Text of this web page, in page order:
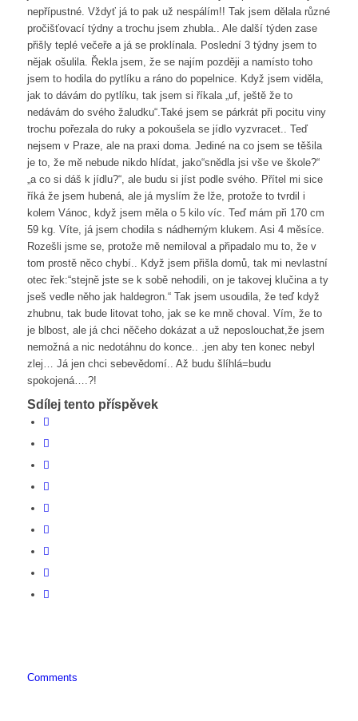
nepřípustné. Vždyť já to pak už nespálím!! Tak jsem dělala různé
pročišťovací týdny a trochu jsem zhubla.. Ale další týden zase
přišly teplé večeře a já se proklínala. Poslední 3 týdny jsem to
nějak ošulila. Řekla jsem, že se najím později a namísto toho
jsem to hodila do pytlíku a ráno do popelnice. Když jsem viděla,
jak to dávám do pytlíku, tak jsem si říkala „uf, ještě že to
nedávám do svého žaludku“.Také jsem se párkrát při pocitu viny
trochu pořezala do ruky a pokoušela se jídlo vyzvracet.. Teď
nejsem v Praze, ale na praxi doma. Jediné na co jsem se těšila
je to, že mě nebude nikdo hlídat, jako“snědla jsi vše ve škole?“
„a co si dáš k jídlu?“, ale budu si jíst podle svého. Přítel mi sice
říká že jsem hubená, ale já myslím že lže, protože to tvrdil i
kolem Vánoc, když jsem měla o 5 kilo víc. Teď mám při 170 cm
59 kg. Víte, já jsem chodila s nádherným klukem. Asi 4 měsíce.
Rozešli jsme se, protože mě nemiloval a připadalo mu to, že v
tom prostě něco chybí.. Když jsem přišla domů, tak mi nevlastní
otec řek:“stejně jste se k sobě nehodili, on je takovej klučina a ty
jseš vedle něho jak haldegron.“ Tak jsem usoudila, že teď když
zhubnu, tak bude litovat toho, jak se ke mně choval. Vím, že to
je blbost, ale já chci něčeho dokázat a už neposlouchat,že jsem
nemožná a nic nedotáhnu do konce.. .jen aby ten konec nebyl
zlej… Já jen chci sebevědomí.. Až budu šlíhlá=budu
spokojená….?!
Sdílej tento příspěvek
Comments